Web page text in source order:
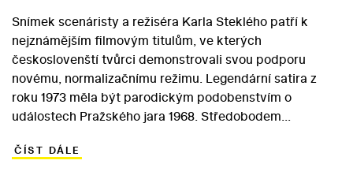
Snímek scenáristy a režiséra Karla Steklého patří k
nejznámějším filmovým titulům, ve kterých
českoslovenští tvůrci demonstrovali svou podporu
novému, normalizačnímu režimu. Legendární satira z
roku 1973 měla být parodickým podobenstvím o
událostech Pražského jara 1968. Středobodem
novináře pokoušejí pro své nečestné cíle zneužít
ČÍST DÁLE